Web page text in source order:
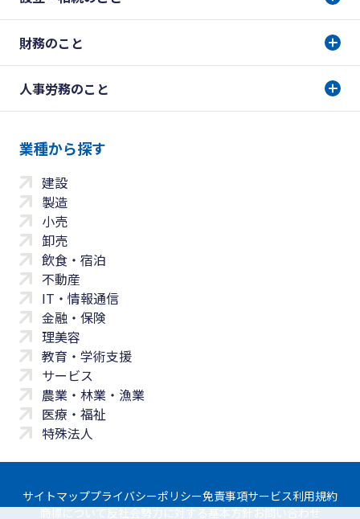
財務のこと
人事労務のこと
業種から探す
建設
製造
小売
卸売
飲食・宿泊
不動産
IT・情報通信
金融・保険
理美容
教育・学術支援
サービス
農業・林業・漁業
医療・福祉
特殊法人
サイトマッププライバシーポリシー免責事項サービス利用規約
商標について 反社会勢力に対する基本方針 お問い合わせ